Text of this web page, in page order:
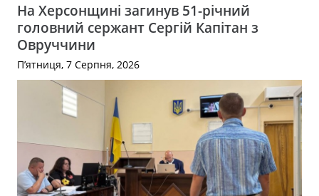
На Херсонщині загинув 51-річний
головний сержант Сергій Капітан з
Овруччини
П’ятниця, 7 Серпня, 2026